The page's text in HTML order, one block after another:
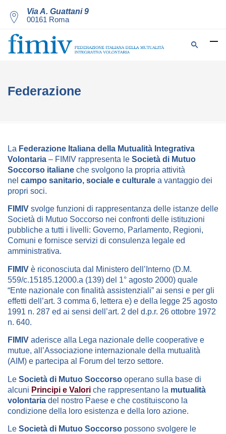
Via A. Guattani 9
00161 Roma
Federazione
La Federazione Italiana della Mutualità Integrativa
Volontaria – FIMIV rappresenta le Società di Mutuo
Soccorso italiane che svolgono la propria attività
nel campo sanitario, sociale e culturale a vantaggio dei
propri soci.
FIMIV svolge funzioni di rappresentanza delle istanze delle
Società di Mutuo Soccorso nei confronti delle istituzioni
pubbliche a tutti i livelli: Governo, Parlamento, Regioni,
Comuni e fornisce servizi di consulenza legale ed
amministrativa.
FIMIV è riconosciuta dal Ministero dell’Interno (D.M.
559/c.15185.12000.a (139) del 1° agosto 2000) quale
“Ente nazionale con finalità assistenziali” ai sensi e per gli
effetti dell’art. 3 comma 6, lettera e) e della legge 25 agosto
1991 n. 287 ed ai sensi dell’art. 2 del d.p.r. 26 ottobre 1972
n. 640.
FIMIV aderisce alla Lega nazionale delle cooperative e
mutue, all’Associazione internazionale della mutualità
(AIM) e partecipa al Forum del terzo settore.
Le Società di Mutuo Soccorso operano sulla base di
alcuni Principi e Valori che rappresentano la mutualità
volontaria del nostro Paese e che costituiscono la
condizione della loro esistenza e della loro azione.
Le Società di Mutuo Soccorso possono svolgere le